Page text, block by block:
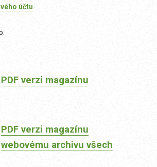
účtu
PDF verzi magazínu
PDF verzi magazínu
webovému archivu všech